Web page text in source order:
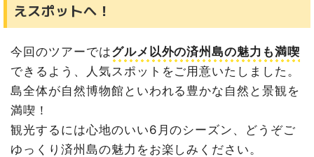
えスポットへ！
今回のツアーではグルメ以外の済州島の魅力も満喫
できるよう、人気スポットをご用意いたしました。
島全体が自然博物館といわれる豊かな自然と景観を
満喫！
観光するには心地のいい6月のシーズン、どうぞご
ゆっくり済州島の魅力をお楽しみください。